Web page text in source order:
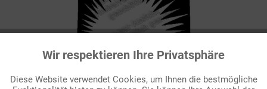
Funktionale Aktiv
Wir respektieren Ihre Privatsphäre
Diese Website verwendet Cookies, um Ihnen die bestmögliche